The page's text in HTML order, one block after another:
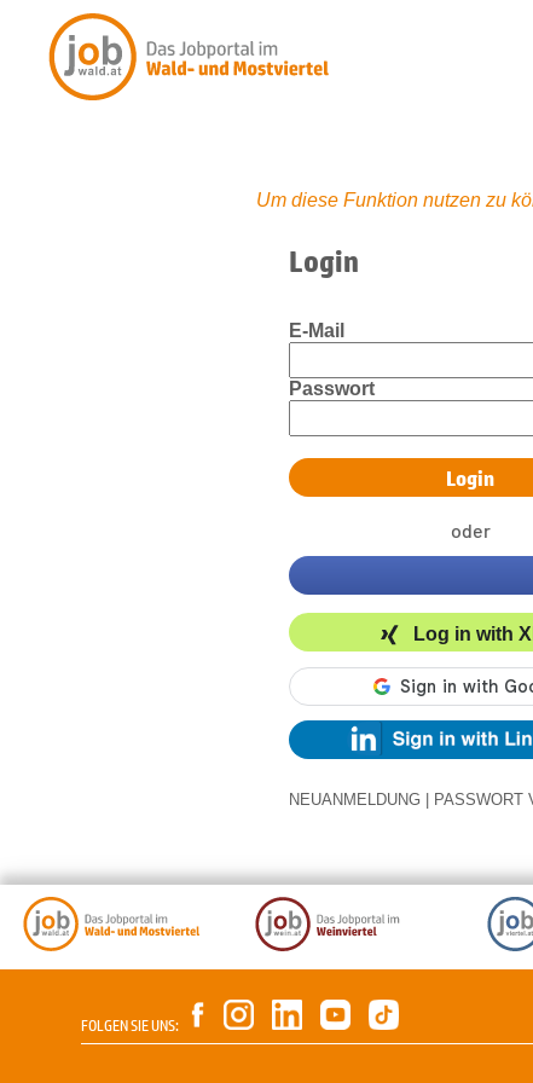
Um diese Funktion nutzen zu
Login
E-Mail
Passwort
oder
Log in with
NEUANMELDUNG PASSWORT
FOLGEN SIE UNS: